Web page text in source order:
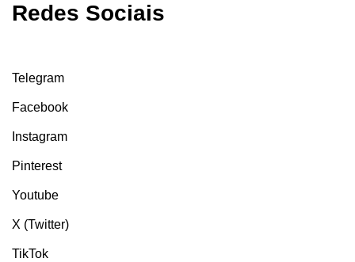
Redes Sociais
Telegram
Facebook
Instagram
Pinterest
Youtube
X (Twitter)
TikTok